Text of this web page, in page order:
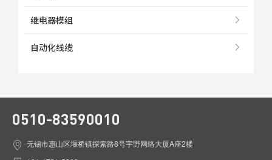
继电器模组
自动化线缆
0510-83590010
无锡市惠山区堰桥镇探索路8号宇野网络大厦A座2楼